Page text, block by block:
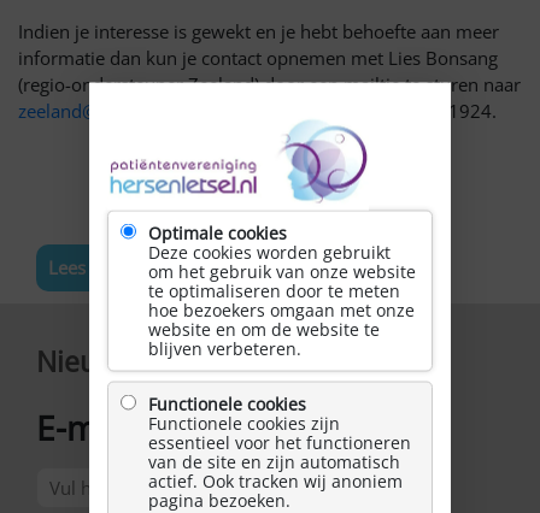
Indien je interesse is gewekt en je hebt behoefte aan meer
informatie dan kun je contact opnemen met Lies Bonsang
(regio-ondersteuner Zeeland) door een mailtje te sturen naar
zeeland@hersenletsel.nl of bellen kan naar 06-15091924.
Lees meer nieuws
Nieuwsbrief
E-mailadres*
Optimale cookies
Deze cookies worden gebruikt
om het gebruik van onze website
te optimaliseren door te meten
hoe bezoekers omgaan met onze
website en om de website te
blijven verbeteren.
Functionele cookies
Functionele cookies zijn
essentieel voor het functioneren
van de site en zijn automatisch
actief. Ook tracken wij anoniem
pagina bezoeken.